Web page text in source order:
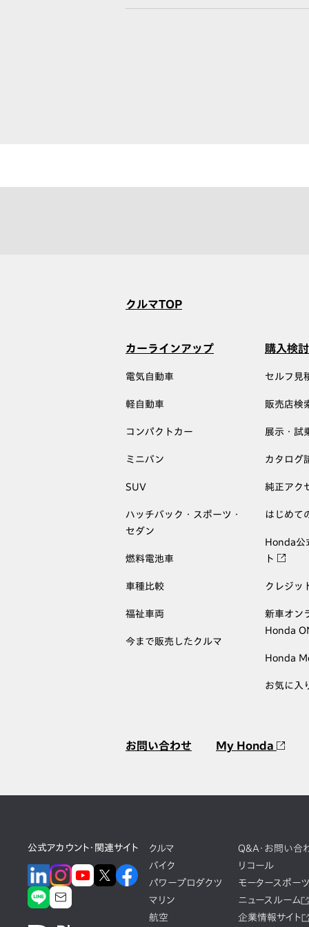
クルマTOP
カーラインアップ
電気自動車
軽自動車
コンパクトカー
ミニバン
SUV
ハッチバック・スポーツ・
セダン
燃料電池車
車種比較
福祉車両
今まで販売したクルマ
購入検
セルフ見
販売店検
展示・試
カタログ
純正アク
はじめて
Honda公
ト
クレジッ
新車オン
Honda
Honda
お気に入
お問い合わせ My Honda
公式アカウント・関連サイト
クルマ
バイク
パワープロダクツ
マリン
航空
Q&A・お問い合
リコール
モータースポーツ
ニュースルーム
企業情報サイト